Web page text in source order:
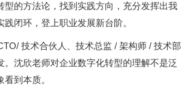
的方法论，找到实践方向，充分发挥出我
闭环，登上职业发展新台阶。
技术合伙⼈、技术总监 / 架构师 / 技术部
沈欣老师对企业数字化转型的理解不是泛
到本质。